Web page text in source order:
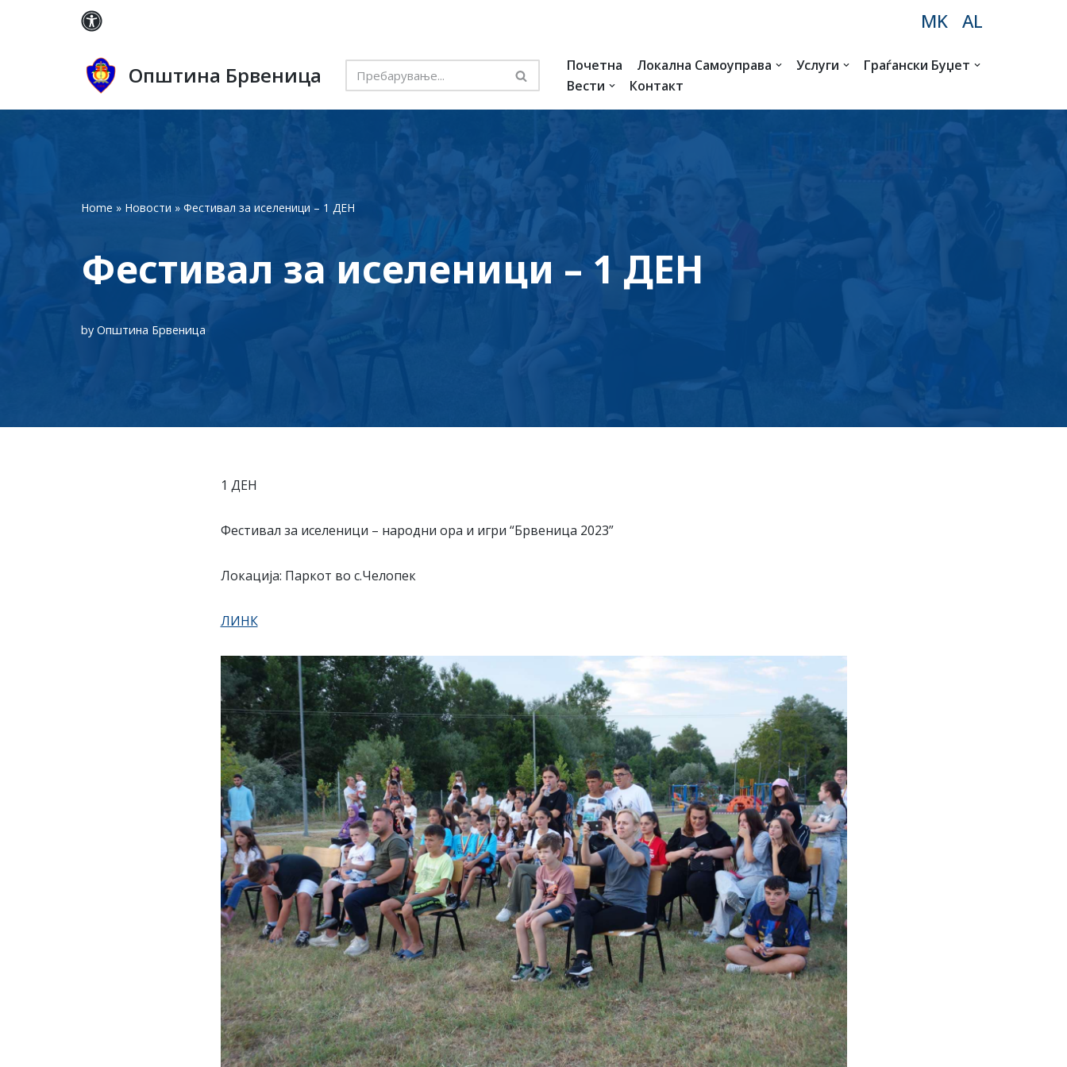
MK AL
Општина Брвеница Почетна Локална Самоуправа Услуги
Граѓански Буџет
Вести
Контакт
Home » Новости » Фестивал за иселеници – 1 ДЕН
Фестивал за иселеници – 1 ДЕН
by Општина Брвеница
1 ДЕН
Фестивал за иселеници – народни ора и игри “Брвеница 2023”
Локација: Паркот во с.Челопек
ЛИНК